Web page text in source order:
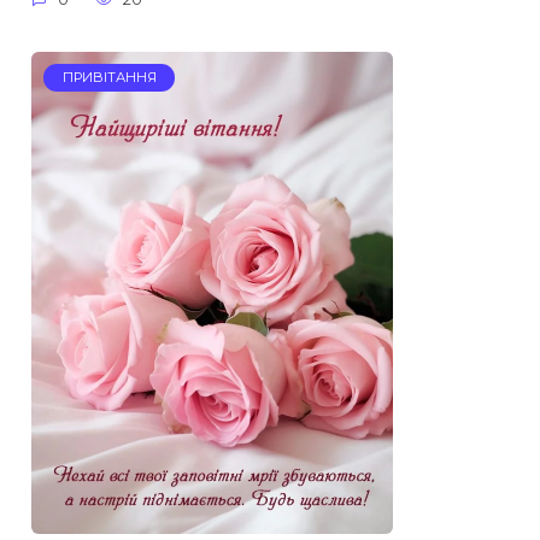
ПРИВІТАННЯ